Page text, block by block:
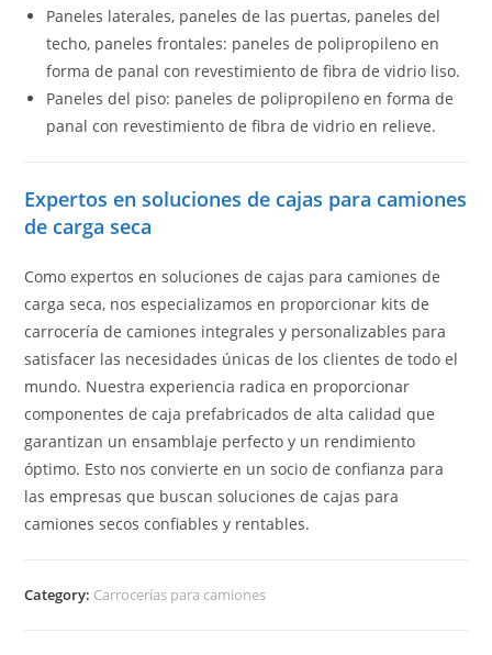
Paneles laterales, paneles de las puertas, paneles del
techo, paneles frontales: paneles de polipropileno en
forma de panal con revestimiento de fibra de vidrio liso.
Paneles del piso: paneles de polipropileno en forma de
panal con revestimiento de fibra de vidrio en relieve.
Expertos en soluciones de cajas para camiones
de carga seca
Como expertos en soluciones de cajas para camiones de
carga seca, nos especializamos en proporcionar kits de
carrocería de camiones integrales y personalizables para
satisfacer las necesidades únicas de los clientes de todo el
mundo. Nuestra experiencia radica en proporcionar
componentes de caja prefabricados de alta calidad que
garantizan un ensamblaje perfecto y un rendimiento
óptimo. Esto nos convierte en un socio de confianza para
las empresas que buscan soluciones de cajas para
camiones secos confiables y rentables.
Category: Carrocerías para camiones